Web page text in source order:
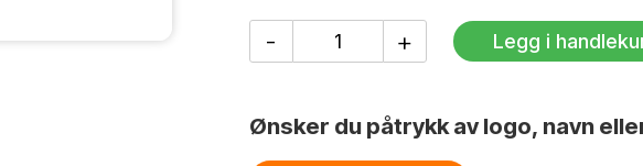
-
termoflaske
+ Legg i
Ønsker du påtrykk av logo, navn